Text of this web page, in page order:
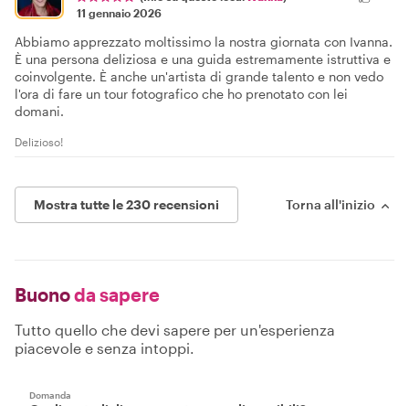
11 gennaio 2026
Abbiamo apprezzato moltissimo la nostra giornata con Ivanna.
È una persona deliziosa e una guida estremamente istruttiva e
coinvolgente. È anche un'artista di grande talento e non vedo
l'ora di fare un tour fotografico che ho prenotato con lei
domani.
Delizioso!
Mostra tutte le 230 recensioni Torna all'inizio
Buonoda sapere
Tutto quello che devi sapere per un'esperienza
piacevole e senza intoppi.
Domanda